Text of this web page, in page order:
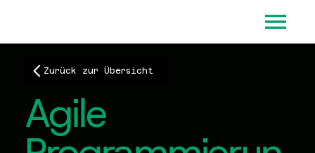
Zurück zur Übersicht
Agile